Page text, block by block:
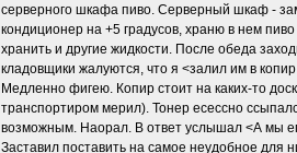
серверного шкафа пиво. Серверный шкаф -
кондиционер на +5 градусов, храню в нем
хранить и другие жидкости. После обеда
кладовщики жалуются, что я <залил им в
Медленно фигею. Копир стоит на каких-то
транспортиром мерил). Тонер есессно
возможным. Наорал. В ответ услышал <А мы
Заставил поставить на самое неудобное для